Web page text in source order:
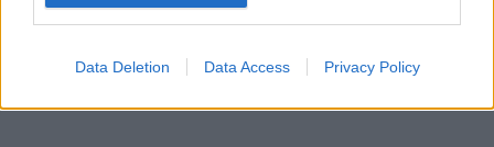
Data Deletion Data Access Privacy Policy